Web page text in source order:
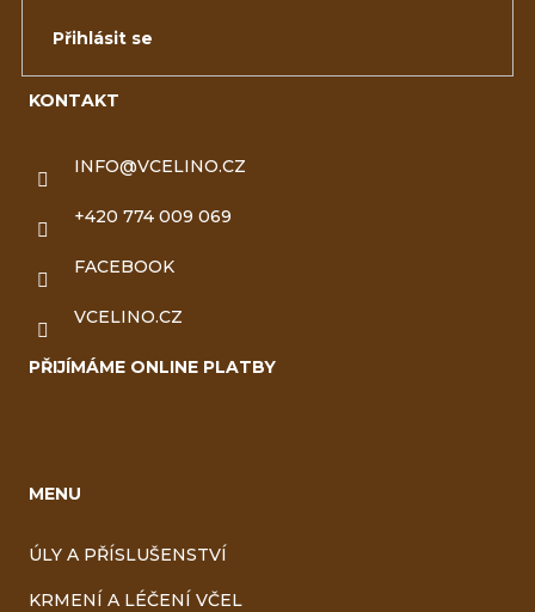
KONTAKT
INFO@VCELINO.CZ
+420 774 009 069
FACEBOOK
VCELINO.CZ
PŘIJÍMÁME ONLINE PLATBY
MENU
ÚLY A PŘÍSLUŠENSTVÍ
KRMENÍ A LÉČENÍ VČEL
Přihlásit se